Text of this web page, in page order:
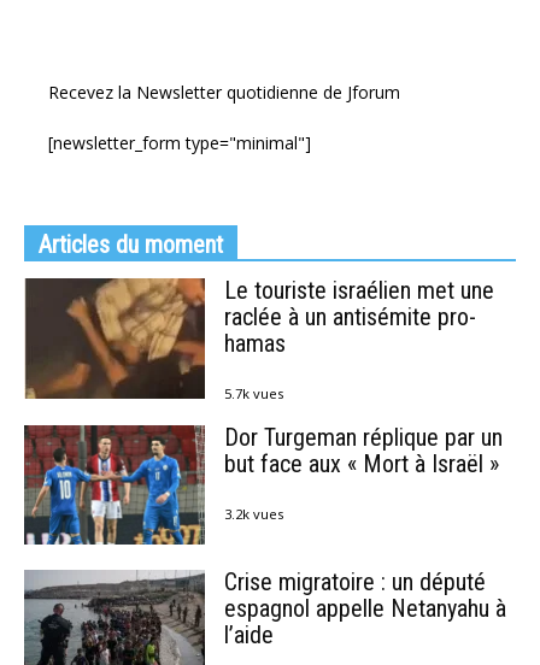
Recevez la Newsletter quotidienne de Jforum
[newsletter_form type="minimal"]
Articles du moment
Le touriste israélien met une
raclée à un antisémite pro-
hamas
5.7k vues
Dor Turgeman réplique par un
but face aux « Mort à Israël »
3.2k vues
Crise migratoire : un député
espagnol appelle Netanyahu à
l’aide